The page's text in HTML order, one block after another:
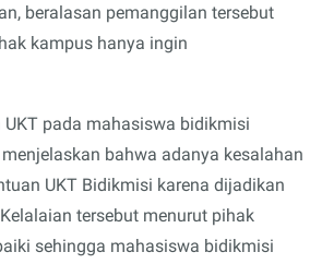
beralasan pemanggilan tersebut
kampus hanya ingin
UKT pada mahasiswa bidikmisi
bahwa adanya kesalahan
UKT Bidikmisi karena dijadikan
tersebut menurut pihak
sehingga mahasiswa bidikmisi